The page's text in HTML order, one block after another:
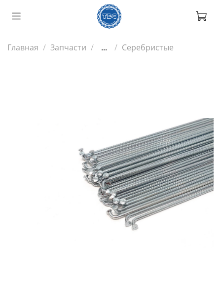
Главная Запчасти ... Серебристые